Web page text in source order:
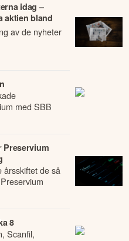
idag –
bland
av de nyheter
med SBB
allra tydligast
Preservium
årsskiftet de så
ägare, va...
8
Scanfil,